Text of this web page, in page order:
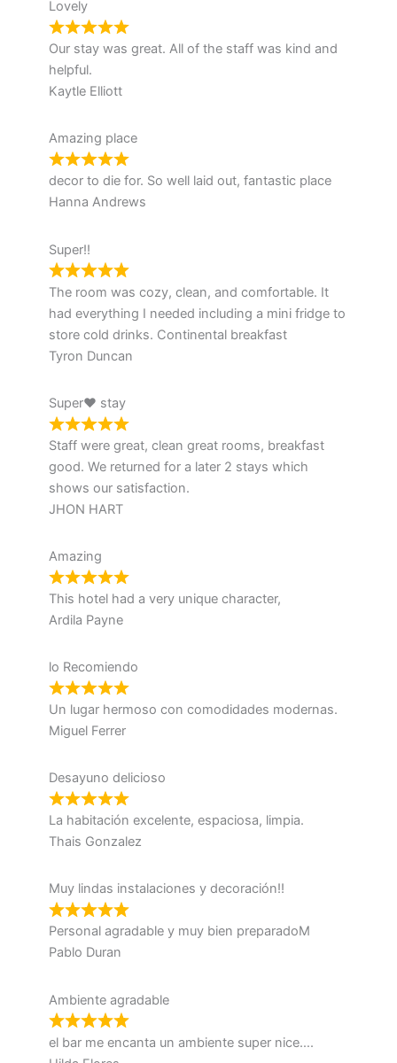
Lovely
Our stay was great. All of the staff was kind and
helpful.
Kaytle Elliott
Amazing place
decor to die for. So well laid out, fantastic place
Hanna Andrews
Super!!
The room was cozy, clean, and comfortable. It
had everything I needed including a mini fridge to
store cold drinks. Continental breakfast
Tyron Duncan
Super♥ stay
Staff were great, clean great rooms, breakfast
good. We returned for a later 2 stays which
shows our satisfaction.
JHON HART
Amazing
This hotel had a very unique character,
Ardila Payne
lo Recomiendo
Un lugar hermoso con comodidades modernas.
Miguel Ferrer
Desayuno delicioso
La habitación excelente, espaciosa, limpia.
Thais Gonzalez
Muy lindas instalaciones y decoración!!
Personal agradable y muy bien preparadoM
Pablo Duran
Ambiente agradable
el bar me encanta un ambiente super nice….